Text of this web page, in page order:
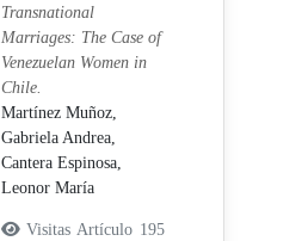
Transnational
Marriages: The Case of
Venezuelan Women in
Chile.
Martínez Muñoz,
Gabriela Andrea,
Cantera Espinosa,
Leonor María
Visitas Artículo 195